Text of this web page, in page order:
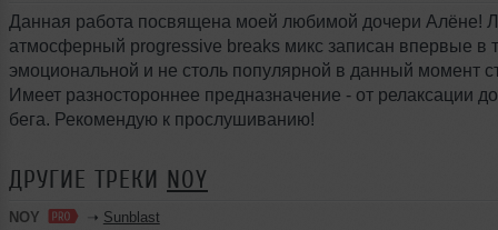
Данная работа посвящена моей любимой дочери Алёне!
атмосферный progressive breaks микс записан впервые в
эмоциональной и не столь популярной в данный момент
Имеет разностороннее предназначение - от релаксации
бега. Рекомендую к прослушиванию!
ДРУГИЕ ТРЕКИ NOY
NOY ➝ Sunblast